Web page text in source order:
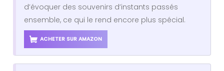
d’évoquer des souvenirs d’instants passés
ensemble, ce qui le rend encore plus spécial.
ACHETER SUR AMAZON